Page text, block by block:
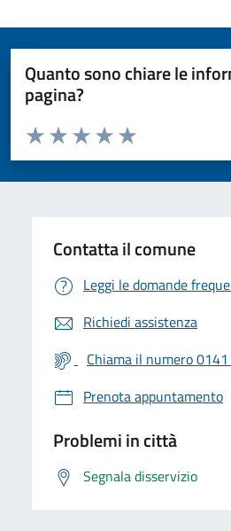
Quanto sono chiare le
pagina?
Valuta da 1 a 5 stelle la pagina
Valuta 5 stelle su 5
Valuta 4 stelle su 5
Valuta 3 stelle su 5
Valuta 2 stelle su 5
Valuta 1 stelle su 5
Contatta il comune
Leggi le domande
Richiedi assistenza
Chiama il numero
Prenota appuntamento
Problemi in città
Segnala disservizio